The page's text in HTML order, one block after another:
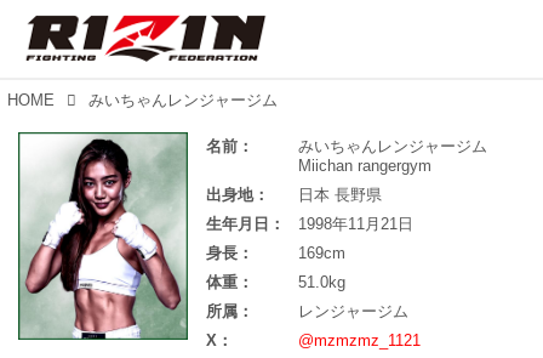
HOME みいちゃんレンジャージム
名前：
みいちゃんレンジャージム
Miichan rangergym
出身地：
日本 長野県
生年月日：
1998年11月21日
身長：
169cm
体重：
51.0kg
所属：
レンジャージム
X：
@mzmzmz_1121